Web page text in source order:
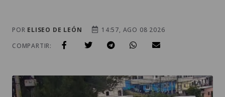
POR ELISEO DE LEÓN
14:57, AGO 08 2026
COMPARTIR: